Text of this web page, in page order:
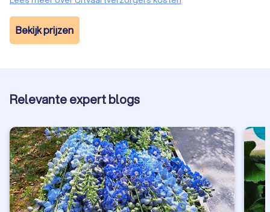
Bekijk prijzen
Relevante expert blogs